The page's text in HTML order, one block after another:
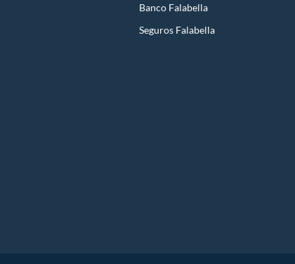
Banco Falabella
Seguros Falabella